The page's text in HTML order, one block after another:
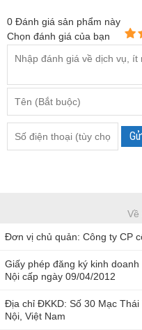
0 Đánh giá sản phẩm này
Chọn đánh giá của bạn
Về
Đơn vị chủ quản: Công ty CP
Giấy phép đăng ký kinh
Nội cấp ngày 09/04/2012
Địa chỉ ĐKKD: Số 30 Mạc
Nội, Việt Nam